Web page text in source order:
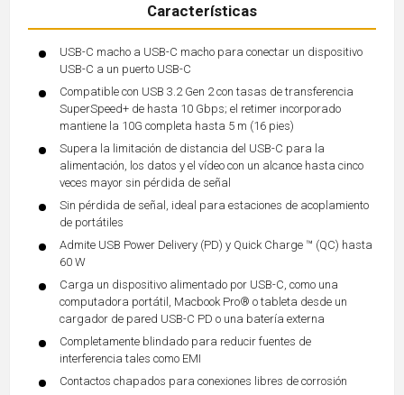
Características
USB-C macho a USB-C macho para conectar un dispositivo
USB-C a un puerto USB-C
Compatible con USB 3.2 Gen 2 con tasas de transferencia
SuperSpeed+ de hasta 10 Gbps; el retimer incorporado
mantiene la 10G completa hasta 5 m (16 pies)
Supera la limitación de distancia del USB-C para la
alimentación, los datos y el vídeo con un alcance hasta cinco
veces mayor sin pérdida de señal
Sin pérdida de señal, ideal para estaciones de acoplamiento
de portátiles
Admite USB Power Delivery (PD) y Quick Charge ™ (QC) hasta
60 W
Carga un dispositivo alimentado por USB-C, como una
computadora portátil, Macbook Pro® o tableta desde un
cargador de pared USB-C PD o una batería externa
Completamente blindado para reducir fuentes de
interferencia tales como EMI
Contactos chapados para conexiones libres de corrosión